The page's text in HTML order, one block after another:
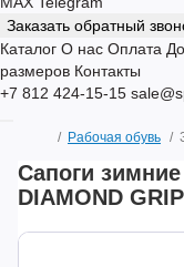
Заказать обратный
Каталог О нас Оплата
размеров Контакты
+7 812 424-15-15
Рабочая обувь
Сапоги
DIAMOND